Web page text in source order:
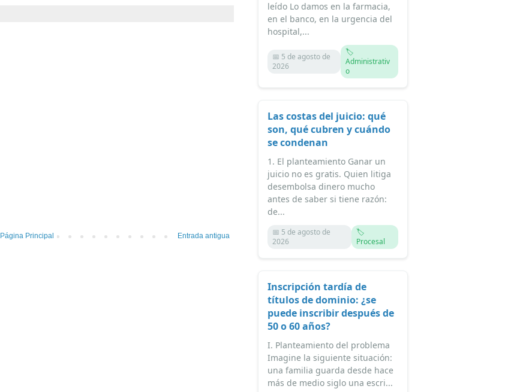
Entrada antigua
Página Principal
leído Lo damos en la farmacia,
en el banco, en la urgencia del
hospital,...
📅 5 de agosto de
2026
🏷️
Administrativ
o
Las costas del juicio: qué
son, qué cubren y cuándo
se condenan
1. El planteamiento Ganar un
juicio no es gratis. Quien litiga
desembolsa dinero mucho
antes de saber si tiene razón:
de...
📅 5 de agosto de
2026
🏷️
Procesal
Inscripción tardía de
títulos de dominio: ¿se
puede inscribir después de
50 o 60 años?
I. Planteamiento del problema
Imagine la siguiente situación:
una familia guarda desde hace
más de medio siglo una escri...